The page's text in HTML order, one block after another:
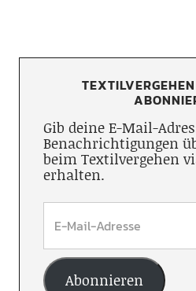
Gib deine E-Mail-
Benachrichtigungen
beim Textilvergehen
erhalten.
Abonnieren